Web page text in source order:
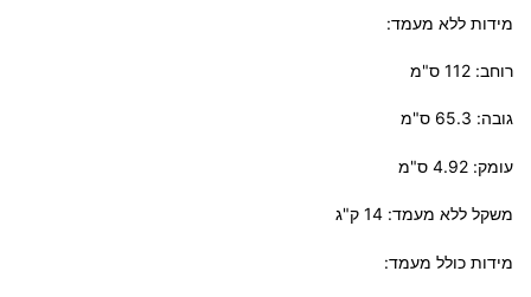
מידות ללא מעמד:
רוחב: 112 ס"מ
גובה: 65.3 ס"מ
עומק: 4.92 ס"מ
משקל ללא מעמד: 14 ק"ג
מידות כולל מעמד: